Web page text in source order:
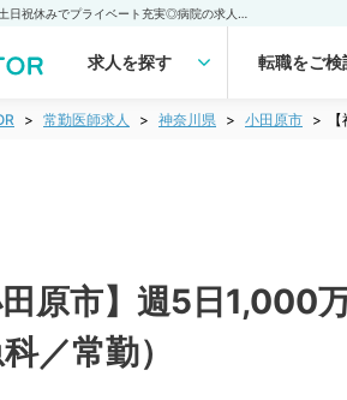
求人を探す 転職をご検
常勤医師求人 神奈川県 小田原市
田原市】週5日
／常勤）